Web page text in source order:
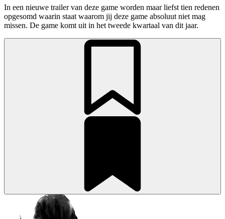
In een nieuwe trailer van deze game worden maar liefst tien redenen
opgesomd waarin staat waarom jij deze game absoluut niet mag
missen. De game komt uit in het tweede kwartaal van dit jaar.